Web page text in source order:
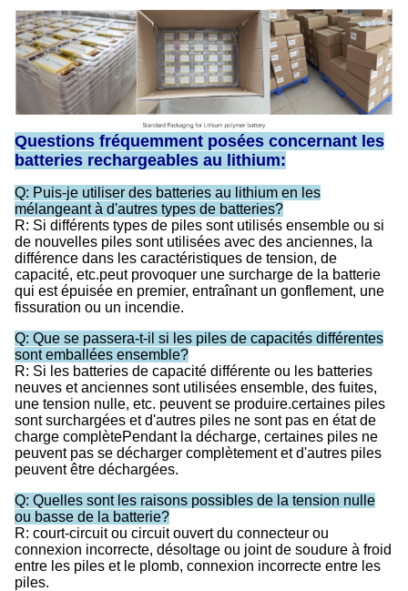
Questions fréquemment posées concernant les
batteries rechargeables au lithium:
Q: Puis-je utiliser des batteries au lithium en les
mélangeant à d'autres types de batteries?
R: Si différents types de piles sont utilisés ensemble ou si
de nouvelles piles sont utilisées avec des anciennes, la
différence dans les caractéristiques de tension, de
capacité, etc.peut provoquer une surcharge de la batterie
qui est épuisée en premier, entraînant un gonflement, une
fissuration ou un incendie.
Q: Que se passera-t-il si les piles de capacités différentes
sont emballées ensemble?
R: Si les batteries de capacité différente ou les batteries
neuves et anciennes sont utilisées ensemble, des fuites,
une tension nulle, etc. peuvent se produire.certaines piles
sont surchargées et d'autres piles ne sont pas en état de
charge complètePendant la décharge, certaines piles ne
peuvent pas se décharger complètement et d'autres piles
peuvent être déchargées.
Q: Quelles sont les raisons possibles de la tension nulle
ou basse de la batterie?
R: court-circuit ou circuit ouvert du connecteur ou
connexion incorrecte, désoltage ou joint de soudure à froid
entre les piles et le plomb, connexion incorrecte entre les
piles.